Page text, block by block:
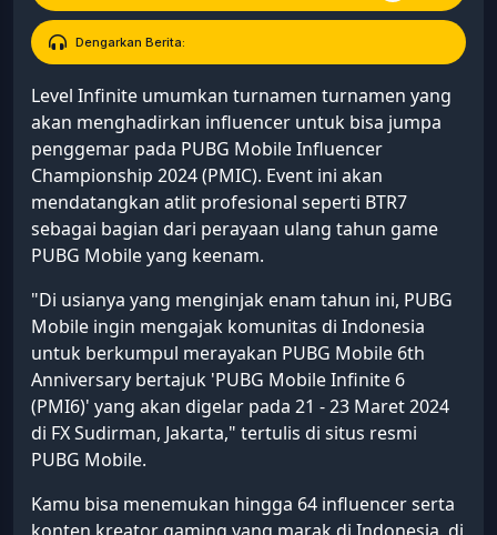
Dengarkan Berita:
Level Infinite umumkan turnamen turnamen yang
akan menghadirkan influencer untuk bisa jumpa
penggemar pada PUBG Mobile Influencer
Championship 2024 (PMIC). Event ini akan
mendatangkan atlit profesional seperti BTR7
sebagai bagian dari perayaan ulang tahun game
PUBG Mobile yang keenam.
"Di usianya yang menginjak enam tahun ini, PUBG
Mobile ingin mengajak komunitas di Indonesia
untuk berkumpul merayakan PUBG Mobile 6th
Anniversary bertajuk 'PUBG Mobile Infinite 6
(PMI6)' yang akan digelar pada 21 - 23 Maret 2024
di FX Sudirman, Jakarta," tertulis di situs resmi
PUBG Mobile.
Kamu bisa menemukan hingga 64 influencer serta